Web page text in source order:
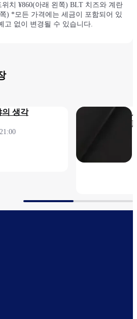
치 ¥860(아래 왼쪽) BLT 치즈와 계란
) *모든 가격에는 세금이 포함되어 있
고 없이 변경될 수 있습니다.
의 생각